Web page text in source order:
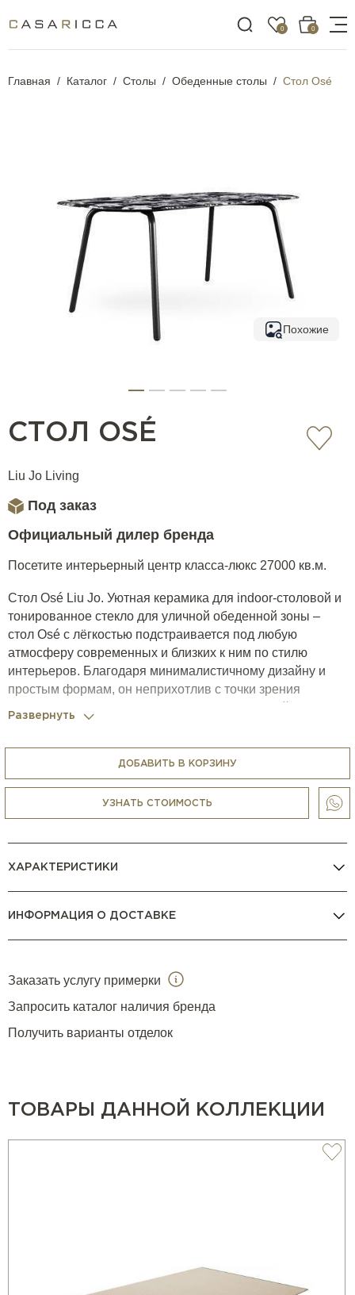
0 0
Главная Каталог Столы Обеденные столы Стол Osé
Похожие
СТОЛ OSÉ
Liu Jo Living
Под заказ
Официальный дилер бренда
Посетите интерьерный центр класса-люкс 27000 кв.м.
Стол Osé Liu Jo. Уютная керамика для indoor-столовой и
тонированное стекло для уличной обеденной зоны –
стол Osé с лёгкостью подстраивается под любую
атмосферу современных и близких к ним по стилю
интерьеров. Благодаря минималистичному дизайну и
простым формам, он неприхотлив с точки зрения
Помимо размера, указанного в характеристиках товара,
стол доступен также в более компактных прямоугольных
и квадратных вариациях.
Развернуть
ДОБАВИТЬ В КОРЗИНУ
УЗНАТЬ СТОИМОСТЬ
ХАРАКТЕРИСТИКИ
ИНФОРМАЦИЯ О ДОСТАВКЕ
Заказать услугу примерки
Запросить каталог наличия бренда
Получить варианты отделок
ТОВАРЫ ДАННОЙ КОЛЛЕКЦИИ